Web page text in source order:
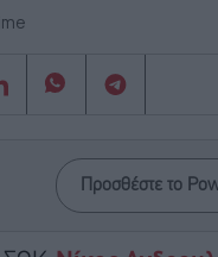
Προσθέστε το